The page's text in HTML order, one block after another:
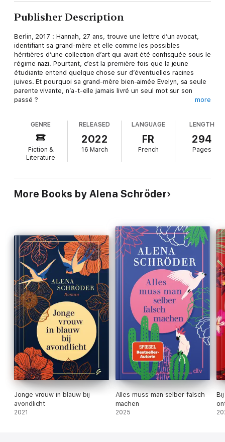
Publisher Description
Berlin, 2017 : Hannah, 27 ans, trouve une lettre d’un avocat,
identifiant sa grand-mère et elle comme les possibles
héritières d’une collection d’art qui avait été confisquée sous le
régime nazi. Pourtant, c’est la première fois que la jeune
étudiante entend quelque chose sur d’éventuelles racines
juives. Et pourquoi sa grand-mère bien-aimée Evelyn, sa seule
parente vivante, n’a-t-elle jamais livré un seul mot sur son
passé ?
nous parvenons à gérer notre histoire personnelle et l’héritage
de nos ancêtres.
more
GENRE
Fiction &
Literature
RELEASED
2022
16 March
LANGUAGE
FR
French
LENGTH
294
Pages
More Books by Alena Schröder
Jonge vrouw in blauw bij
avondlicht
2021
Alles muss man selber falsch
machen
2025